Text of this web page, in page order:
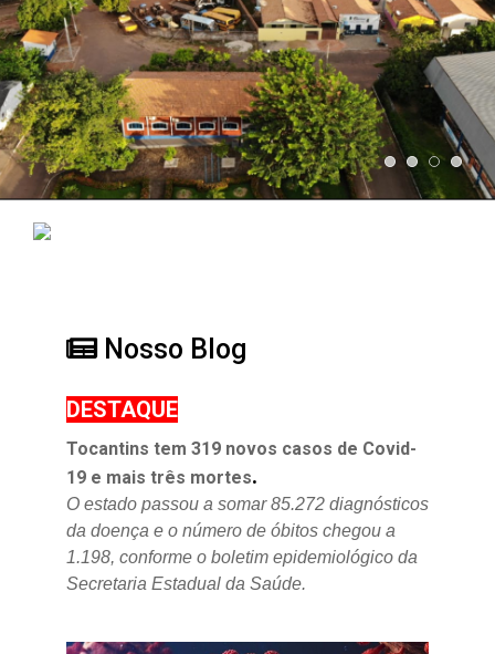
Nosso Blog
DESTAQUE
Tocantins tem 319 novos casos de Covid-
19 e mais três mortes.
O estado passou a somar 85.272 diagnósticos
da doença e o número de óbitos chegou a
1.198, conforme o boletim epidemiológico da
Secretaria Estadual da Saúde.